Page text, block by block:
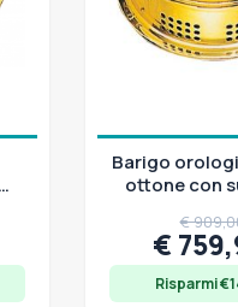
Barigo
ottone con
€
€
Risparmi